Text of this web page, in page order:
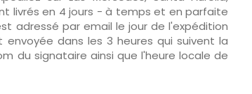
livrés en 4 jours - à temps et en parfaite
adressé par email le jour de l'expédition
dans les 3 heures qui suivent la
du signataire ainsi que l'heure locale de